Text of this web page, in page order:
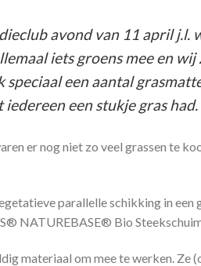
avond van 11 april j.l.
iets groens mee en
speciaal een aantal
een stukje gras had.
er nog niet zo veel grassen te
parallelle schikking in een
NATUREBASE® Bio
materiaal om mee te werken.